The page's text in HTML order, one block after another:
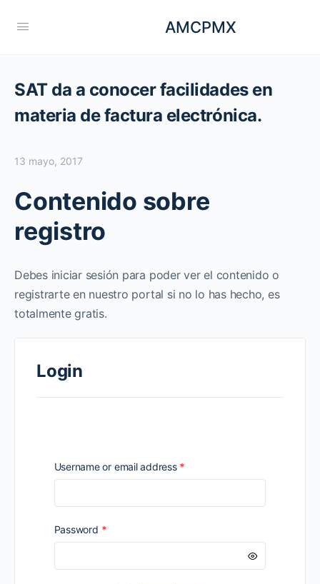
AMCPMX
SAT da a conocer facilidades en
materia de factura electrónica.
13 mayo, 2017
Contenido sobre
registro
Debes iniciar sesión para poder ver el contenido o
registrarte en nuestro portal si no lo has hecho, es
totalmente gratis.
Login
Username or email address *
Password *Required